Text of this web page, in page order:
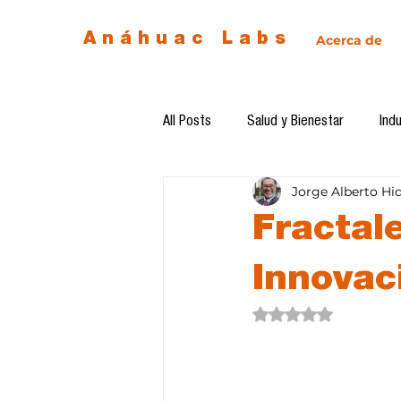
Anáhuac Labs Acerca de
All Posts Salud y Bienestar
Egresados Inteligencia
Diseño de futuro Ética de la
Jorge Alberto
Obtuvo NaN de 5